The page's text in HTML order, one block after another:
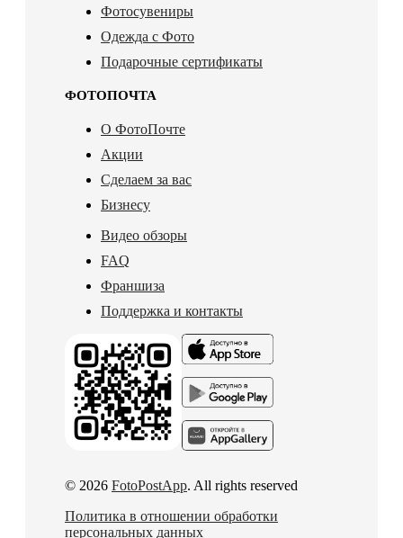
Фотосувениры
Одежда с Фото
Подарочные сертификаты
ФОТОПОЧТА
О ФотоПочте
Акции
Сделаем за вас
Бизнесу
Видео обзоры
FAQ
Франшиза
Поддержка и контакты
© 2026 FotoPostApp. All rights reserved
Политика в отношении обработки
персональных данных